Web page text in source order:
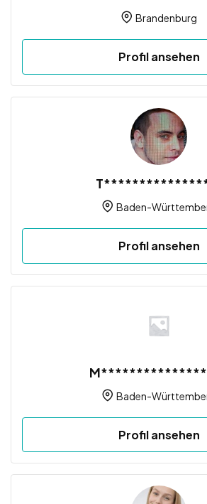
Brandenburg
Profil ansehen
Baden-
Profil ansehen
Baden-
Profil ansehen